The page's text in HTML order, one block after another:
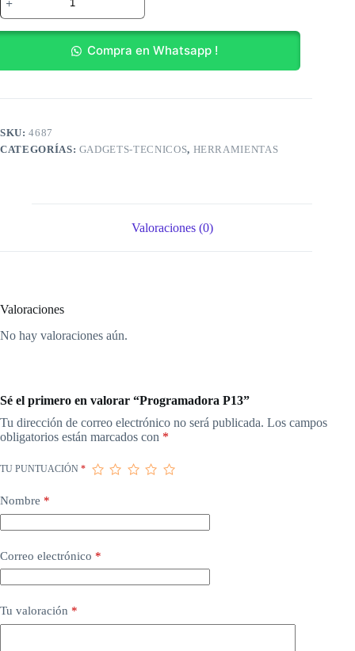
P13
cantidad
Compra en Whatsapp !
SKU:4687
CATEGORÍAS: GADGETS-TECNICOS, HERRAMIENTAS
Valoraciones (0)
Valoraciones
No hay valoraciones aún.
Sé el primero en valorar “Programadora P13”
Tu dirección de correo electrónico no será publicada. Los campos
obligatorios están marcados con *
TU PUNTUACIÓN *
Nombre *
Correo electrónico *
Tu valoración *